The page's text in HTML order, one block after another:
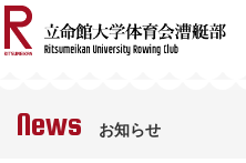
News お知らせ